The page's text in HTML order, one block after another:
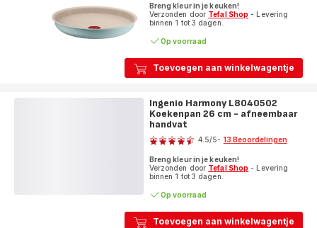
Toevoegen aan winkelwagentje
Breng kleur in je keuken!
Verzonden door Tefal Shop - Levering
binnen 1 tot 3 dagen.
Op voorraad
Toevoegen aan winkelwagentje
Ingenio Harmony L8040502
Koekenpan 26 cm - afneembaar
handvat
Beoordeling
4.5/5- 13 Beoordelingen
Breng kleur in je keuken!
Verzonden door Tefal Shop - Levering
binnen 1 tot 3 dagen.
Op voorraad